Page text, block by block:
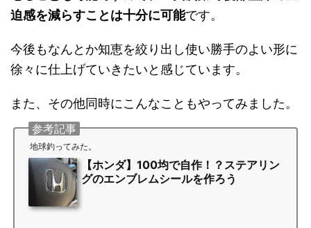
迫感を減らすことは十分に可能です。
今後もなんとか知恵を絞り出し使い勝手のよい形に
徐々に仕上げていきたいと感じています。
また、その他同時にこんなこともやってみました。
地球釣ってみた。
参考記事
【ホンダ】100均で自作！？ステアリン
グのエンブレムシールを作ろう